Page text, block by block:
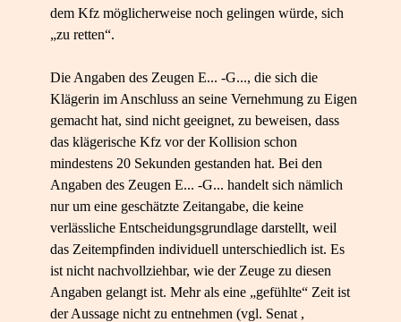
dem Kfz möglicherweise noch gelingen würde, sich
„zu retten“.
Die Angaben des Zeugen E... -G..., die sich die
Klägerin im Anschluss an seine Vernehmung zu Eigen
gemacht hat, sind nicht geeignet, zu beweisen, dass
das klägerische Kfz vor der Kollision schon
mindestens 20 Sekunden gestanden hat. Bei den
Angaben des Zeugen E... -G... handelt sich nämlich
nur um eine geschätzte Zeitangabe, die keine
verlässliche Entscheidungsgrundlage darstellt, weil
das Zeitempfinden individuell unterschiedlich ist. Es
ist nicht nachvollziehbar, wie der Zeuge zu diesen
Angaben gelangt ist. Mehr als eine „gefühlte“ Zeit ist
der Aussage nicht zu entnehmen (vgl. Senat ,